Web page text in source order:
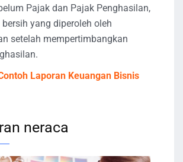
Pajak dan Pajak Penghasilan,
yang diperoleh oleh
setelah mempertimbangkan
Laporan Keuangan Bisnis
neraca